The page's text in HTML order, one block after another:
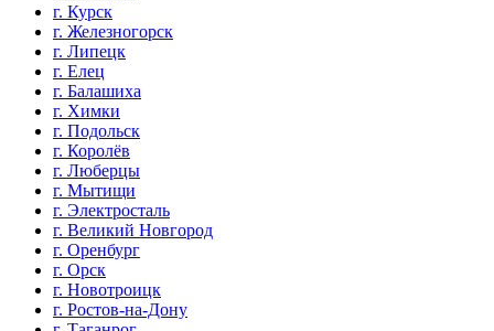
г. Курск
г. Железногорск
г. Липецк
г. Елец
г. Балашиха
г. Химки
г. Подольск
г. Королёв
г. Люберцы
г. Мытищи
г. Электросталь
г. Великий Новгород
г. Оренбург
г. Орск
г. Новотроицк
г. Ростов-на-Дону